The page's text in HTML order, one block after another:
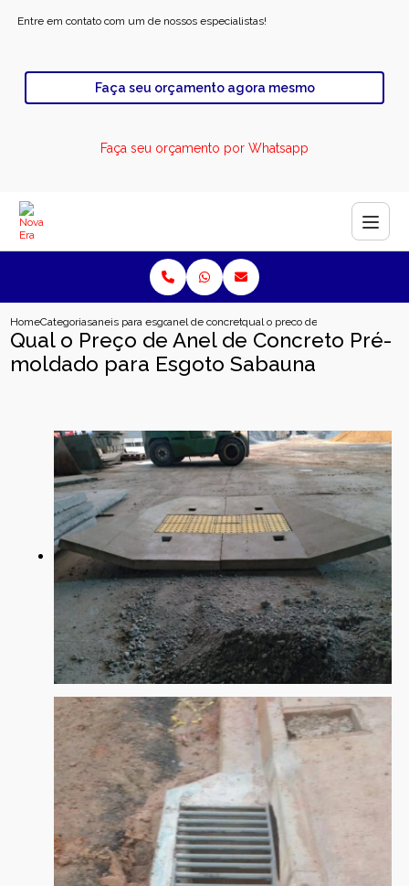
Entre em contato com um de nossos especialistas!
Faça seu orçamento agora mesmo
Faça seu orçamento por Whatsapp
HomeCategoriasaneis para esgotoanel de concreto para esgotoqual o preco de anel de concreto
Qual o Preço de Anel de Concreto Pré-
moldado para Esgoto Sabauna